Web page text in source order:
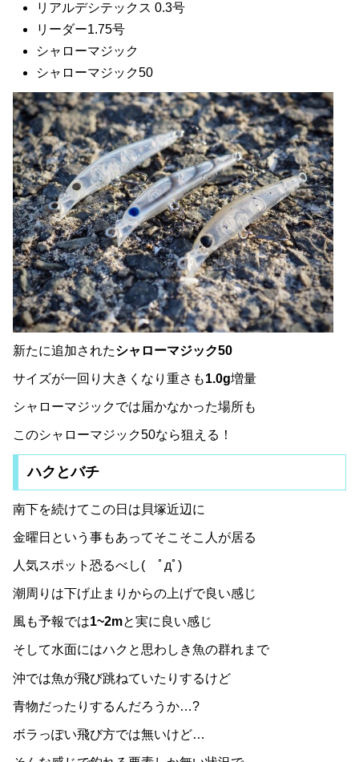
リアルデシテックス 0.3号
リーダー1.75号
シャローマジック
シャローマジック50
新たに追加されたシャローマジック50
サイズが一回り大きくなり重さも1.0g増量
シャローマジックでは届かなかった場所も
このシャローマジック50なら狙える！
ハクとバチ
南下を続けてこの日は貝塚近辺に
金曜日という事もあってそこそこ人が居る
人気スポット恐るべし( ﾟдﾟ)
潮周りは下げ止まりからの上げで良い感じ
風も予報では1~2mと実に良い感じ
そして水面にはハクと思わしき魚の群れまで
沖では魚が飛び跳ねていたりするけど
青物だったりするんだろうか…?
ボラっぽい飛び方では無いけど…